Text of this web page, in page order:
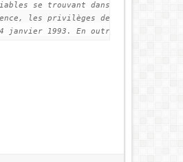
se trouvant dans une situation
les privilèges de juridiction,
janvier 1993. En outre, le